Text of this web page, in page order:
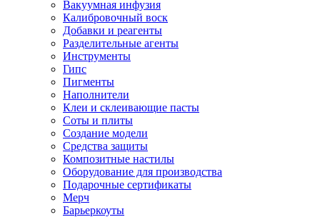
Вакуумная инфузия
Калибровочный воск
Добавки и реагенты
Разделительные агенты
Инструменты
Гипс
Пигменты
Наполнители
Клеи и склеивающие пасты
Соты и плиты
Создание модели
Средства защиты
Композитные настилы
Оборудование для производства
Подарочные сертификаты
Мерч
Барьеркоуты